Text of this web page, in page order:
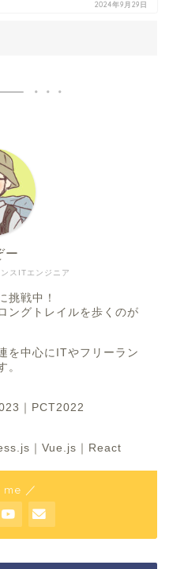
2024年9月29日
スITエンジニア
ー
挑戦中！
ングトレイルを歩くのが
を中心にITやフリーラン
。
｜PCT2022
｜Vue.js｜React
／